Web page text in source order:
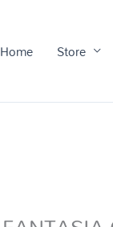
Home Store